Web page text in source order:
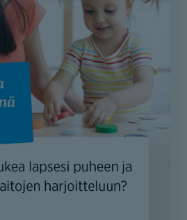
sarjakortti on ostettavissa
ja saat korvauksen verran
Verkkokauppa
Varaa aika